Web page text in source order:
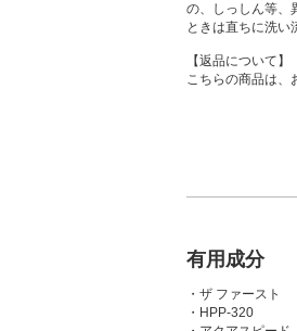
の、しっしん等、
ときは直ちに洗い
【返品について】
こちらの商品は、
有用成分
・ザ ファースト
・HPP-320